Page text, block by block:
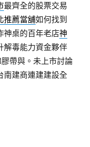
最齊全的股票交易
推薦當舖如何找到
神桌的百年老店神
解毒能力資金夥伴
帶與。未上市討論
南建商連建建設全